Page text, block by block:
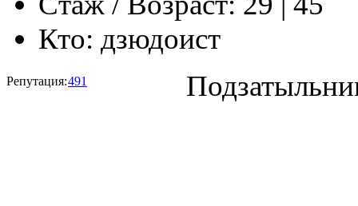
Кто: дзюдоист
Репутация:491